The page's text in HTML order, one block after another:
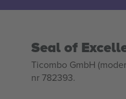
Seal of
Ticombo GmbH
nr 782393.